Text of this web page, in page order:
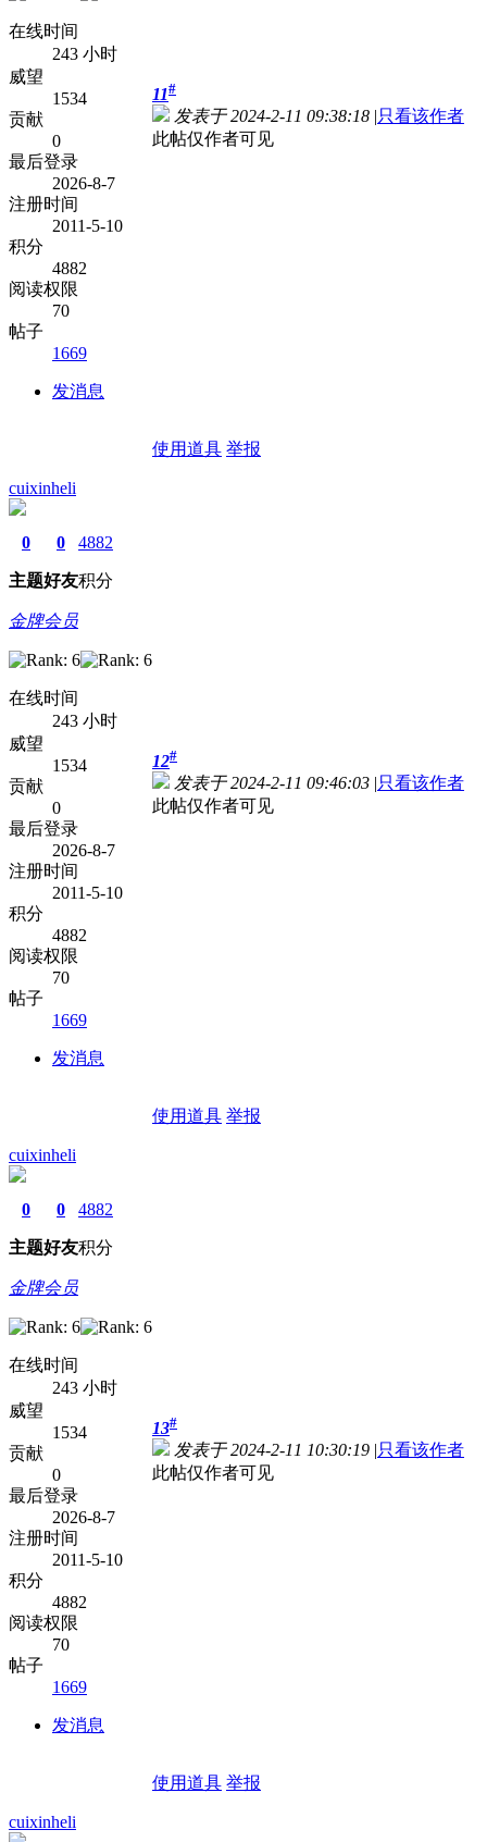
在线时间
243 小时
威望
1534
贡献
0
最后登录
2026-8-7
注册时间
2011-5-10
积分
4882
阅读权限
70
帖子
1669
发消息
11#
发表于 2024-2-11 09:38:18 |只看该作者
此帖仅作者可见
使用道具 举报
cuixinheli
0
主题
0
好友
4882
积分
金牌会员
在线时间
243 小时
威望
1534
贡献
0
最后登录
2026-8-7
注册时间
2011-5-10
积分
4882
阅读权限
70
帖子
1669
发消息
12#
发表于 2024-2-11 09:46:03 |只看该作者
此帖仅作者可见
使用道具 举报
cuixinheli
0
主题
0
好友
4882
积分
金牌会员
在线时间
243 小时
威望
1534
贡献
0
最后登录
2026-8-7
注册时间
2011-5-10
积分
4882
阅读权限
70
帖子
1669
发消息
13#
发表于 2024-2-11 10:30:19 |只看该作者
此帖仅作者可见
使用道具 举报
cuixinheli